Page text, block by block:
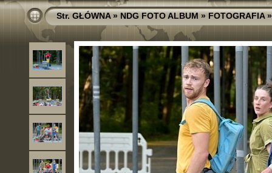
Str. GŁÓWNA»NDG FOTO ALBUM»FOTOGRAFIA